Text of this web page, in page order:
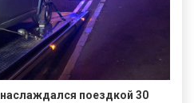
поездкой 30